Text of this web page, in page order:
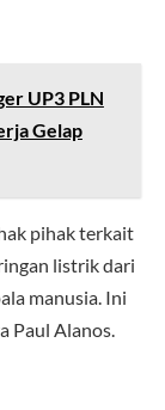
UP3 PLN
Gelap
pihak terkait
listrik dari
manusia. Ini
Paul Alanos.